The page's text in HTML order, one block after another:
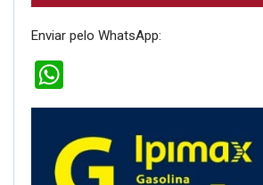
Enviar pelo WhatsApp: